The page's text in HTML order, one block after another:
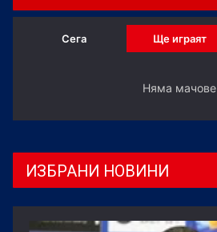
Сега Ще играят
Няма мачове
ИЗБРАНИ НОВИНИ